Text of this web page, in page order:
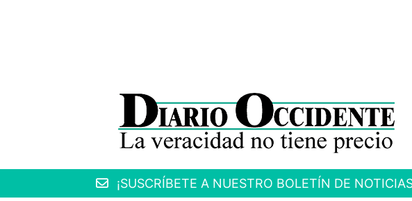
¡SUSCRÍBETE A NUESTRO BOLETÍN DE